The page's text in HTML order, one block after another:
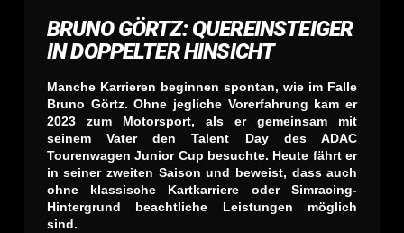
BRUNO GÖRTZ: QUEREINSTEIGER
IN DOPPELTER HINSICHT
Manche Karrieren beginnen spontan, wie im Falle
Bruno Görtz. Ohne jegliche Vorerfahrung kam er
2023 zum Motorsport, als er gemeinsam mit
seinem Vater den Talent Day des ADAC
Tourenwagen Junior Cup besuchte. Heute fährt er
in seiner zweiten Saison und beweist, dass auch
ohne klassische Kartkarriere oder Simracing-
Hintergrund beachtliche Leistungen möglich
sind.